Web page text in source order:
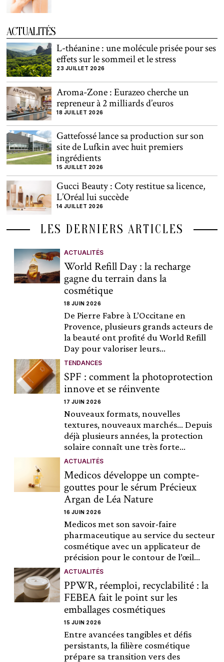
ACTUALITÉS
L-théanine : une molécule prisée pour ses
effets sur le sommeil et le stress
23 JUILLET 2026
Aroma-Zone : Eurazeo cherche un
repreneur à 2 milliards d’euros
18 JUILLET 2026
Gattefossé lance sa production sur son
site de Lufkin avec huit premiers
ingrédients
15 JUILLET 2026
Gucci Beauty : Coty restitue sa licence,
L’Oréal lui succède
14 JUILLET 2026
LES DERNIERS ARTICLES
ACTUALITÉS
World Refill Day : la recharge
gagne du terrain dans la
cosmétique
18 JUIN 2026
De Pierre Fabre à L’Occitane en
Provence, plusieurs grands acteurs de
la beauté ont profité du World Refill
Day pour valoriser leurs...
TENDANCES
SPF : comment la photoprotection
innove et se réinvente
17 JUIN 2026
Nouveaux formats, nouvelles
textures, nouveaux marchés… Depuis
déjà plusieurs années, la protection
solaire connaît une très forte...
ACTUALITÉS
Medicos développe un compte-
gouttes pour le sérum Précieux
Argan de Léa Nature
16 JUIN 2026
Medicos met son savoir-faire
pharmaceutique au service du secteur
cosmétique avec un applicateur de
précision pour le contour de l’œil...
ACTUALITÉS
PPWR, réemploi, recyclabilité : la
FEBEA fait le point sur les
emballages cosmétiques
15 JUIN 2026
Entre avancées tangibles et défis
persistants, la filière cosmétique
prépare sa transition vers des